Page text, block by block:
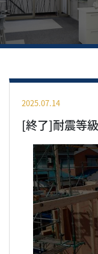
2025.07.14
[終了]耐震等